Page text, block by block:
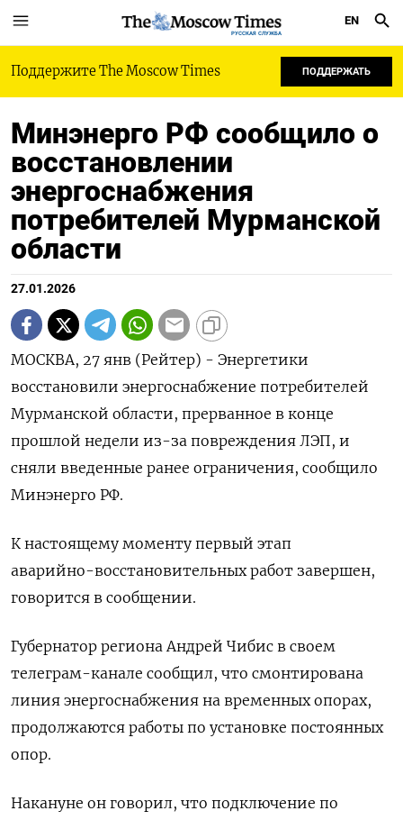
РУССКАЯ СЛУЖБА
EN
Поддержите The Moscow Times ПОДДЕРЖАТЬ
Минэнерго РФ сообщило о
восстановлении
энергоснабжения
потребителей Мурманской
области
27.01.2026
МОСКВА, 27 янв (Рейтер) - Энергетики
восстановили энергоснабжение потребителей
Мурманской области, прерванное в конце
прошлой ⁠недели из-за повреждения ЛЭП, и
сняли введенные ранее ограничения, сообщило
Минэнерго РФ.
К ⁠настоящему моменту ​первый этап
аварийно-⁠восстановительных работ завершен,
говорится в сообщении.
Губернатор региона ⁠Андрей Чибис в своем
телеграм-канале сообщил, что ‌смонтирована
линия энергоснабжения на ‍временных опорах,
продолжаются работы по ‌установке постоянных
опор.
Накануне он говорил, что ​подключение по